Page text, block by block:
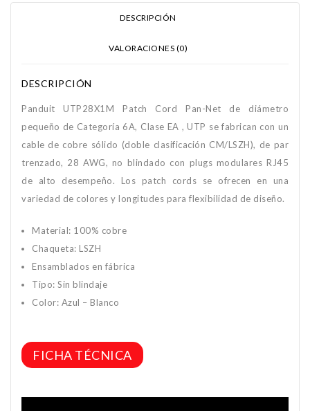
DESCRIPCIÓN
VALORACIONES (0)
DESCRIPCIÓN
Panduit UTP28X1M Patch Cord Pan-Net de diámetro
pequeño de Categoría 6A, Clase EA , UTP se fabrican con un
cable de cobre sólido (doble clasificación CM/LSZH), de par
trenzado, 28 AWG, no blindado con plugs modulares RJ45
de alto desempeño. Los patch cords se ofrecen en una
variedad de colores y longitudes para flexibilidad de diseño.
Material: 100% cobre
Chaqueta: LSZH
Ensamblados en fábrica
Tipo: Sin blindaje
Color: Azul – Blanco
FICHA TÉCNICA